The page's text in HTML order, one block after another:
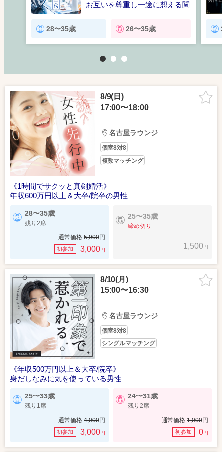
お互いを尊重し一途に想える関
28〜35歳 26〜35歳
1 2 3
8/9(日)
17:00〜18:00
名古屋ラウンジ
個室8対8
複数マッチング
《1時間でサクッと真剣婚活》
年収600万円以上＆大卒/院卒の男性
28〜35歳
残り2席
通常価格 5,900円
初参加 3,000円
25〜35歳
締め切り
1,500円
8/10(月)
15:00〜16:30
名古屋ラウンジ
個室8対8
シングルマッチング
《年収500万円以上＆大卒/院卒》
身だしなみに気を使っている男性
25〜33歳
残り1席
通常価格 4,000円
初参加 3,000円
24〜31歳
残り2席
通常価格 1,000円
初参加 0円